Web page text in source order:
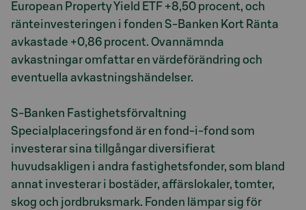
European Property Yield ETF +8,50 procent, och
ränteinvesteringen i fonden S-Banken Kort Ränta
avkastade +0,86 procent. Ovannämnda
avkastningar omfattar en värdeförändring och
eventuella avkastningshändelser.
S-Banken Fastighetsförvaltning
Specialplaceringsfond är en fond-i-fond som
investerar sina tillgångar diversifierat
huvudsakligen i andra fastighetsfonder, som bland
annat investerar i bostäder, affärslokaler, tomter,
skog och jordbruksmark. Fonden lämpar sig för